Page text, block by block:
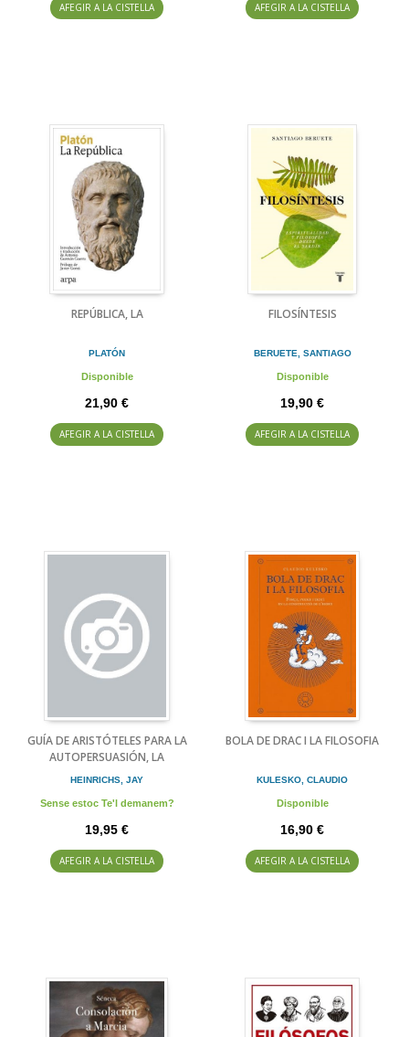
AFEGIR A LA CISTELLA AFEGIR A LA CISTELLA
REPÚBLICA, LA
PLATÓN
Disponible
21,90 €
AFEGIR A LA CISTELLA
FILOSÍNTESIS
BERUETE, SANTIAGO
Disponible
19,90 €
AFEGIR A LA CISTELLA
GUÍA DE ARISTÓTELES PARA LA
AUTOPERSUASIÓN, LA
HEINRICHS, JAY
Sense estoc Te'l demanem?
19,95 €
AFEGIR A LA CISTELLA
BOLA DE DRAC I LA FILOSOFIA
KULESKO, CLAUDIO
Disponible
16,90 €
AFEGIR A LA CISTELLA